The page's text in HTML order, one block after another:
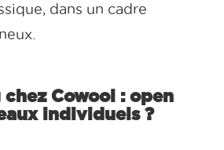
dans un cadre
Cowool : open
individuels ?